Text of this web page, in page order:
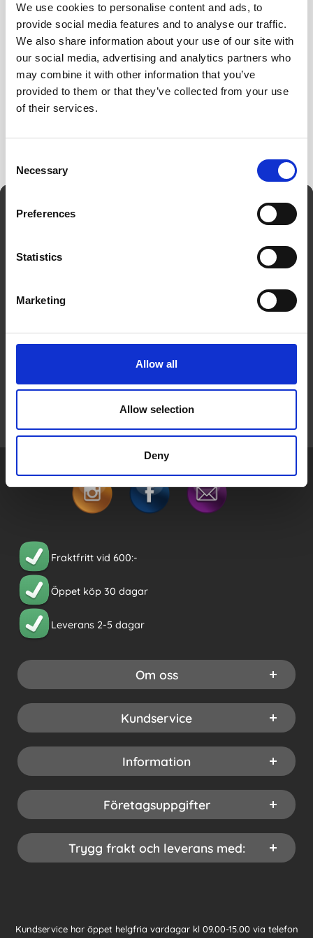
We use cookies to personalise content and ads, to
provide social media features and to analyse our traffic.
We also share information about your use of our site with
our social media, advertising and analytics partners who
may combine it with other information that you’ve
provided to them or that they’ve collected from your use
of their services.
Selection
Necessary
Preferences
Statistics
Marketing
Allow all
Allow selection
Deny
Kalenderkungens nyhetsbrev och godkänner att Kalenderkungen
behandlar mina personuppgifter för att kunna skicka
Fraktfritt vid 600:-
Öppet köp 30 dagar
Leverans 2-5 dagar
Om oss
Kundservice
Information
Företagsuppgifter
Trygg frakt och leverans med:
Kundservice har öppet helgfria vardagar kl 09.00-15.00 via telefon